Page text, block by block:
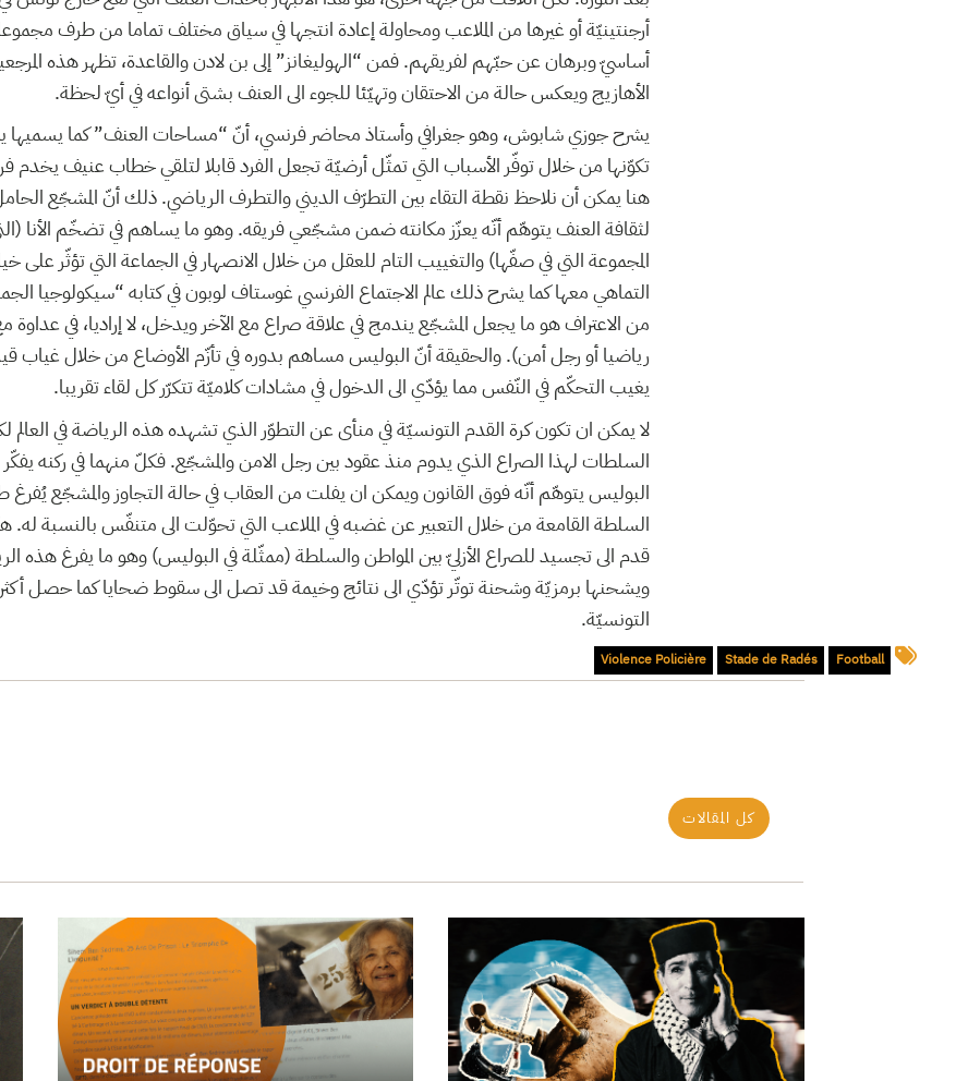
أرجنتينيّة أو غيرها من الملاعب ومحاولة إعادة انتجها في سياق مختلف تماما من طرف
أساسيّ وبرهان عن حبّهم لفريقهم. فمن “الهوليغانز” إلى بن لادن والقاعدة، تظهر هذه
الأهازيج ويعكس حالة من الاحتقان وتهيّئا للجوء الى العنف بشتى أنواعه في أيّ لحظة.
يشرح جوزي شابوش، وهو جغرافي وأستاذ محاضر فرنسي، أنّ “مساحات العنف” كما يسميها
تكوّنها من خلال توفّر الأسباب التي تمثّل أرضيّة تجعل الفرد قابلا لتلقي خطاب عنيف يخدم
هنا يمكن أن نلاحظ نقطة التقاء بين التطرّف الديني والتطرف الرياضي. ذلك أنّ المشجّع
لثقافة العنف يتوهّم أنّه يعزّز مكانته ضمن مشجّعي فريقه. وهو ما يساهم في تضخّم الأنا
المجموعة التي في صفّها) والتغييب التام للعقل من خلال الانصهار في الجماعة التي تؤثّر على
التماهي معها كما يشرح ذلك عالم الاجتماع الفرنسي غوستاف لوبون في كتابه “سيكولوجيا
من الاعتراف هو ما يجعل المشجّع يندمج في علاقة صراع مع الآخر ويدخل، لا إراديا، في
رياضيا أو رجل أمن). والحقيقة أنّ البوليس مساهم بدوره في تأزّم الأوضاع من خلال غياب
يغيب التحكّم في النّفس مما يؤدّي الى الدخول في مشادات كلاميّة تتكرّر كل لقاء تقريبا.
لا يمكن ان تكون كرة القدم التونسيّة في منأى عن التطوّر الذي تشهده هذه الرياضة في
السلطات لهذا الصراع الذي يدوم منذ عقود بين رجل الامن والمشجّع. فكلّ منهما في ركنه
البوليس يتوهّم أنّه فوق القانون ويمكن ان يفلت من العقاب في حالة التجاوز والمشجّع يُفرغ
السلطة القامعة من خلال التعبير عن غضبه في الملاعب التي تحوّلت الى متنفّس بالنسبة له.
قدم الى تجسيد للصراع الأزليّ بين المواطن والسلطة (ممثّلة في البوليس) وهو ما يفرغ هذه
ويشحنها برمزيّة وشحنة توتّر تؤدّي الى نتائج وخيمة قد تصل الى سقوط ضحايا كما حصل أكثر
التونسيّة.
Football
Stade de Radés
Violence Policière
كل المقالات